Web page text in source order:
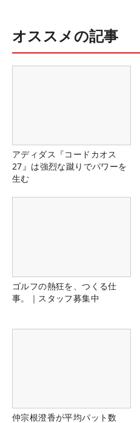
オススメの記事
アディダス『コードカオス
27』は強烈な蹴りでパワーを
生む
ゴルフの熱狂を、つくる仕
事。｜スタッフ募集中
仲宗根澄香が平均パット数